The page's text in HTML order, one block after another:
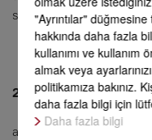
sürece geçerli değildir.
2. Teslimatlar
a) Alıcının çıkarları
"Ayrıntılar"
hakkında daha fazla
kullanımı ve kullanım
almak veya
politikamıza bakınız.
daha fazla bilgi için
Daha fazla bilgi